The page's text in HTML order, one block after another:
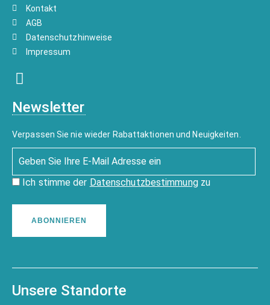
Kontakt
AGB
Datenschutzhinweise
Impressum
Newsletter
Verpassen Sie nie wieder Rabattaktionen und Neuigkeiten.
Ich stimme der Datenschutzbestimmungzu
ABONNIEREN
Unsere Standorte